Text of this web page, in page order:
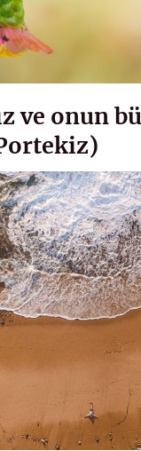
ve onun